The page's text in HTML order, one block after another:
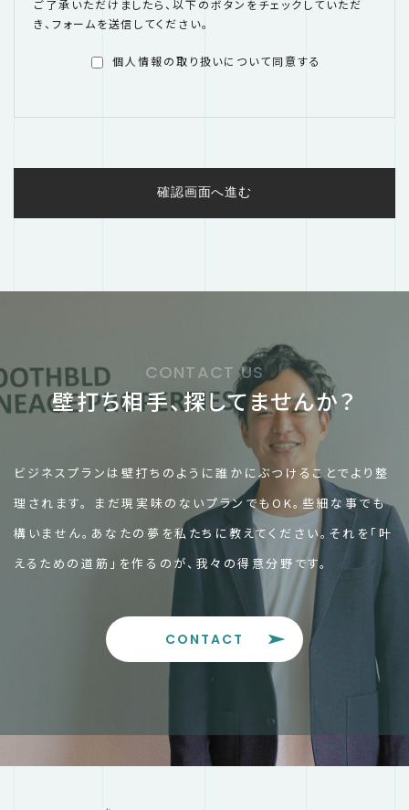
ご了承いただけましたら、以下のボタンをチェックしていただ
き、フォームを送信してください。
個人情報の取り扱いについて同意する
CONTACT US
壁打ち相手、探してませんか？
ビジネスプランは壁打ちのように誰かにぶつけることでより整
理されます。
まだ現実味のないプランでもOK。些細な事でも
構いません。 あなたの夢を私たちに教えてください。 それを「叶
えるための道筋」を作るのが、我々の得意分野です。
CONTACT